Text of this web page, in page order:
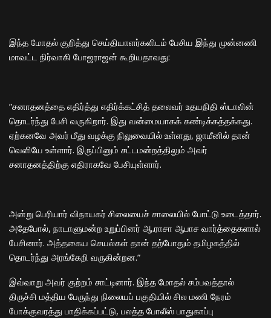
​இந்த மோதல் குறித்து செய்தியாளர்களிடம் பேசிய இந்து முன்னணி
மாவட்ட நிர்வாகி போஜராஜன் கூறியதாவது:
​”சனாதனத்தை எதிர்த்து எதிர்க்கட்சித் தலைவர் உதயநிதி ஸ்டாலின்
தொடர்ந்து பேசி வருகிறார். இது வன்மையாகக் கண்டிக்கத்தக்கது.
ஏற்கனவே அவர் மீது வழக்கு நிலுவையில் உள்ளது, ஜாமீனில் தான்
வெளியே உள்ளார். இருப்பினும் சட்டமன்றத்திலும் அவர்
சனாதனத்திற்கு எதிராகவே பேசியுள்ளார்.
​அன்று பெரியார் விநாயகர் சிலையைச் சாலையில் போட்டு உடைத்தார்.
அதேபோல், நாடாளுமன்ற உறுப்பினர் ஆ.ராசா ஆபாச வார்த்தைகளால்
பேசினார். அத்தகைய செயல்கள் தான் தற்போதும் தமிழகத்தில்
தொடர்ந்து அரங்கேறி வருகின்றன.”
​இவ்வாறு அவர் குற்றம் சாட்டினார். இந்த மோதல் சம்பவத்தால்
திருச்சி மத்திய பேருந்து நிலையப் பகுதியில் சில மணி நேரம்
போக்குவரத்து பாதிக்கப்பட்டு, பலத்த போலீஸ் பாதுகாப்பு